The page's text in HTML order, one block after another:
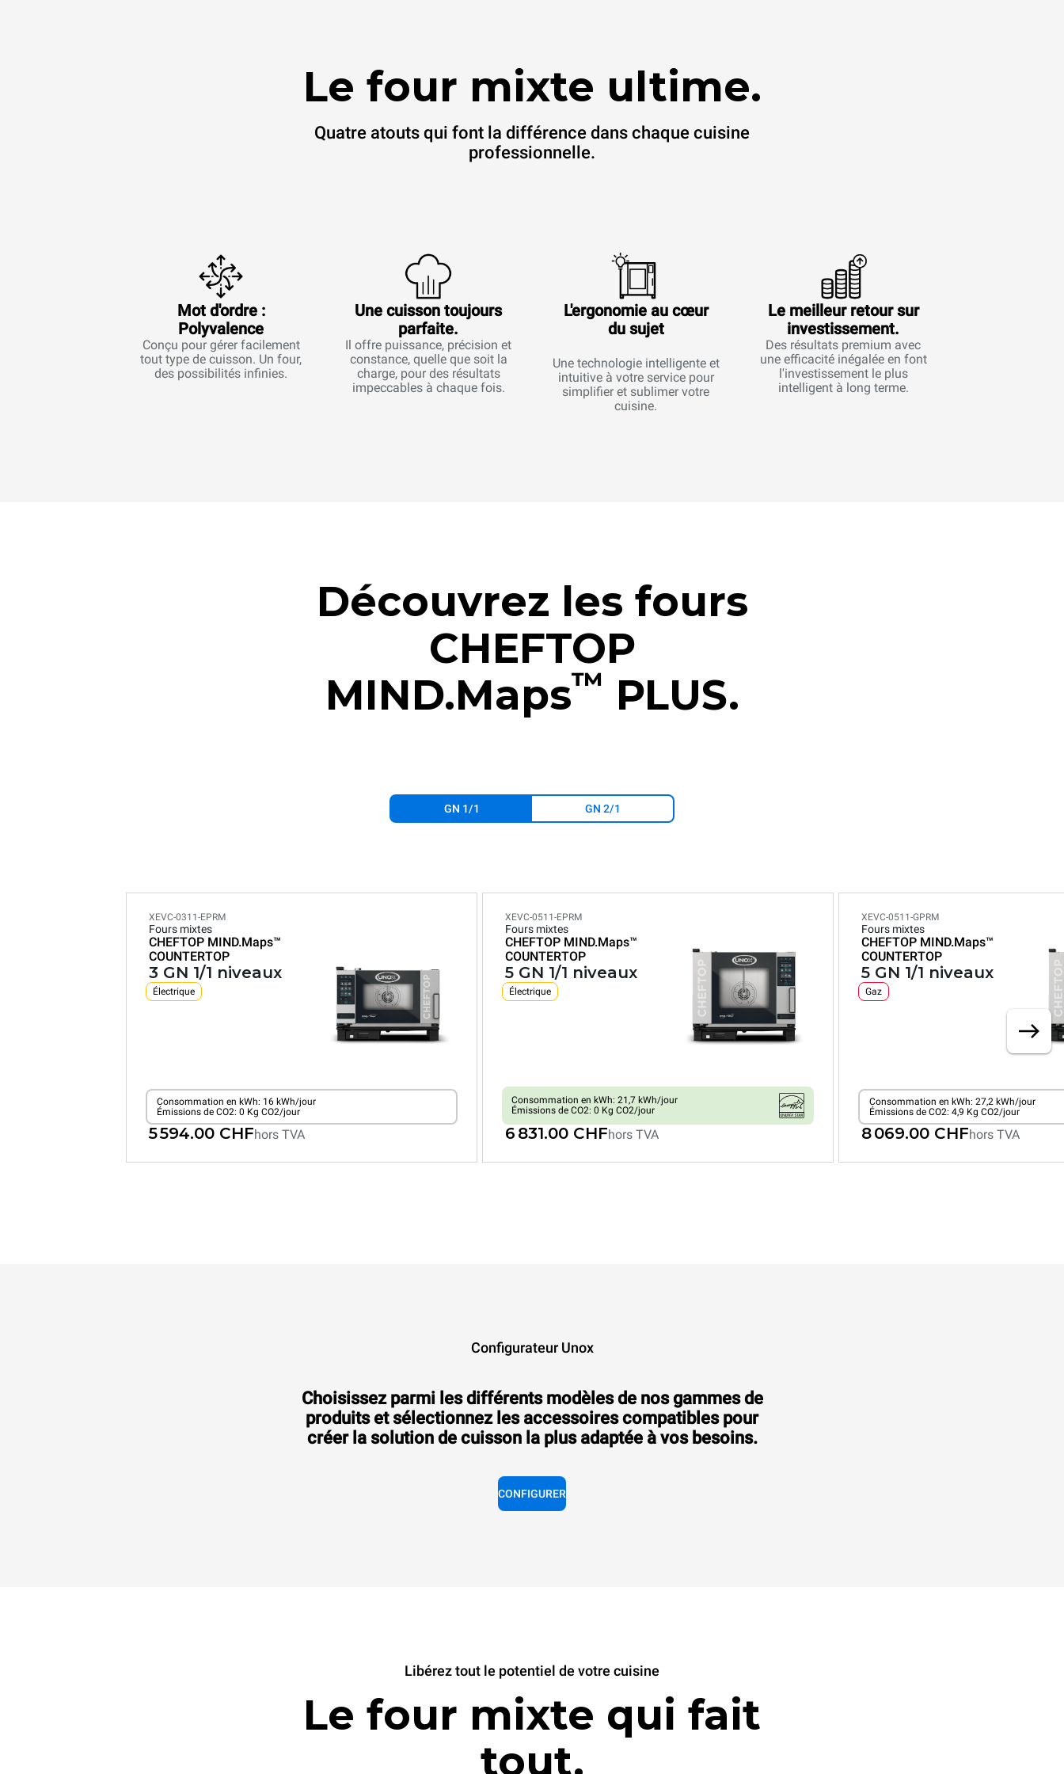
Le four mixte ultime.
Quatre atouts qui font la différence dans chaque cuisine
professionnelle.
Mot d'ordre :
Polyvalence
Conçu pour gérer facilement
tout type de cuisson. Un four,
des possibilités infinies.
Une cuisson toujours
parfaite.
Il offre puissance, précision et
constance, quelle que soit la
charge, pour des résultats
impeccables à chaque fois.
L'ergonomie au cœur
du sujet
Une technologie intelligente et
intuitive à votre service pour
simplifier et sublimer votre
cuisine.
Le meilleur retour sur
investissement.
Des résultats premium avec
une efficacité inégalée en font
l'investissement le plus
intelligent à long terme.
Découvrez les fours
CHEFTOP
MIND.Maps™ PLUS.
GN 1/1 GN 2/1
XEVC-0311-EPRM
Fours mixtes
CHEFTOP MIND.Maps™
COUNTERTOP
3 GN 1/1 niveaux
Électrique
Consommation en kWh: 16 kWh/jour
Émissions de CO2: 0 Kg CO2/jour
5 594.00 CHFhors TVA
XEVC-0511-EPRM
Fours mixtes
CHEFTOP MIND.Maps™
COUNTERTOP
5 GN 1/1 niveaux
Électrique
Consommation en kWh: 21,7 kWh/jour
Émissions de CO2: 0 Kg CO2/jour
6 831.00 CHFhors TVA
XEVC-0511-GPRM
Fours mixtes
CHEFTOP MIND.Maps™
COUNTERTOP
5 GN 1/1 niveaux
Gaz
Consommation en kWh: 27,2 kWh/jour
Émissions de CO2: 4,9 Kg CO2/jour
8 069.00 CHFhors TVA
Consommation en kWh: 86,4 kWh/jour
Consommation en kWh: 108 kWh/jour
Émissions de CO2: 19,5 Kg CO2/jour
16 038.00 CHF
Configurateur Unox
Choisissez parmi les différents modèles de nos gammes de
produits et sélectionnez les accessoires compatibles pour
créer la solution de cuisson la plus adaptée à vos besoins.
CONFIGURER
Libérez tout le potentiel de votre cuisine
Le four mixte qui fait
tout.